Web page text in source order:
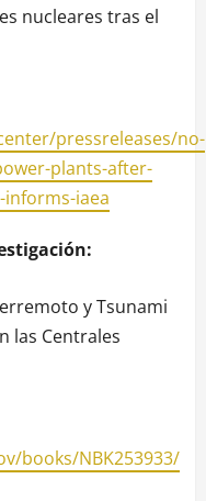
nucleares tras el
pressreleases/no-
plants-after-
iaea
y Tsunami
las Centrales
books/NBK253933/